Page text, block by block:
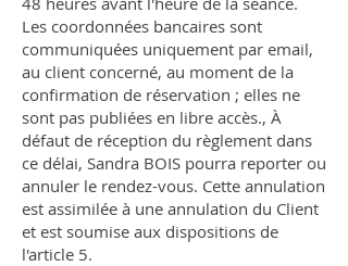
Les coordonnées bancaires sont
communiquées uniquement par email,
au client concerné, au moment de la
confirmation de réservation ; elles ne
sont pas publiées en libre accès., À
défaut de réception du règlement dans
ce délai, Sandra BOIS pourra reporter ou
annuler le rendez-vous. Cette annulation
est assimilée à une annulation du Client
et est soumise aux dispositions de
l'article 5.